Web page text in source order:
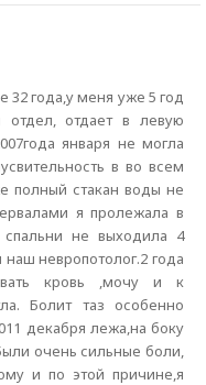
года,у меня уже 5 год
отдел, отдает в левую
января не могла
в во всем
полный стакан воды не
я пролежала в
не выходила 4
невропотолог.2 года
кровь ,мочу и к
Болит таз особенно
декабря лежа,на боку
очень сильные боли,
и по этой причине,я